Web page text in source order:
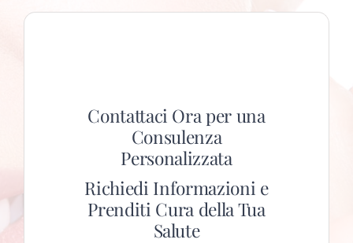
Contattaci Ora per una
Consulenza
Personalizzata
Richiedi Informazioni e
Prenditi Cura della Tua
Salute